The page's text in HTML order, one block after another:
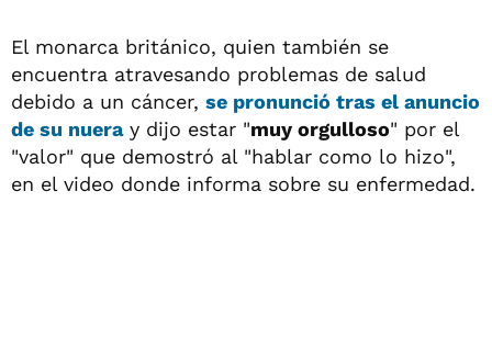
El monarca británico, quien también se
encuentra atravesando problemas de salud
debido a un cáncer, se pronunció tras el anuncio
de su nueray dijo estar "muy orgulloso" por el
"valor" que demostró al "hablar como lo hizo",
en el video donde informa sobre su enfermedad.